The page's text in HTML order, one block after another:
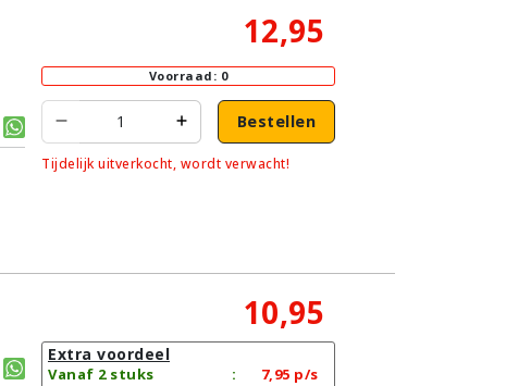
12,95
Voorraad: 0
Bestellen
Tijdelijk uitverkocht, wordt verwacht!
10,95
Extra voordeel
Vanaf 2 stuks : 7,95 p/s